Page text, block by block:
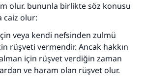
olur. bununla birlikte söz konusu
caiz olur:
veya kendi nefsinden zulmü
rüşveti vermendir. Ancak hakkın
için rüşvet verdiğin zaman
ve haram olan rüşvet olur.